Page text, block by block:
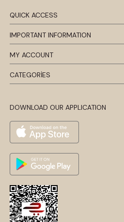
QUICK ACCESS
IMPORTANT INFORMATION
MY ACCOUNT
CATEGORİES
DOWNLOAD OUR APPLICATION